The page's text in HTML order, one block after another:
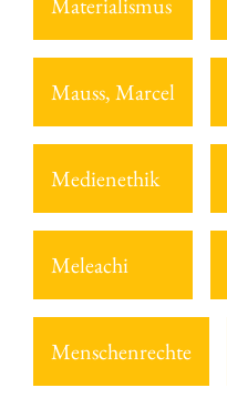
Mauss, Marcel
Medienethik
Meleachi
Menschenrechte